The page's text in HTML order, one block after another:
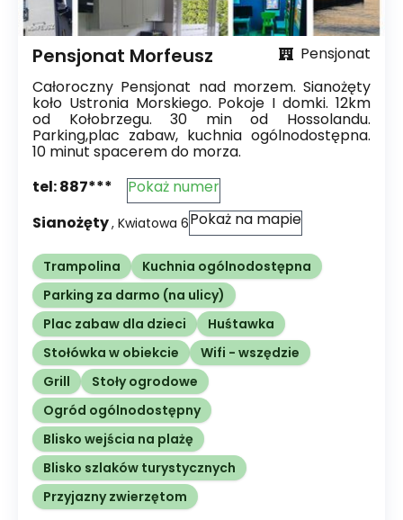
Pensjonat Morfeusz
Pensjonat
Całoroczny Pensjonat nad morzem. Sianożęty
koło Ustronia Morskiego. Pokoje I domki. 12km
od Kołobrzegu. 30 min od Hossolandu.
Parking,plac zabaw, kuchnia ogólnodostępna.
10 minut spacerem do morza.
tel:887***
Pokaż numer
Sianożęty, Kwiatowa 6Pokaż na mapie
Trampolina
Kuchnia ogólnodostępna
Parking za darmo (na ulicy)
Plac zabaw dla dzieci
Huśtawka
Stołówka w obiekcie
Wifi - wszędzie
Grill
Stoły ogrodowe
Ogród ogólnodostępny
Blisko wejścia na plażę
Blisko szlaków turystycznych
Przyjazny zwierzętom